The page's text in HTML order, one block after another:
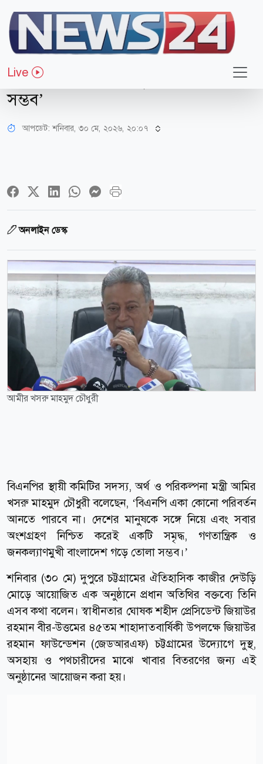
Live
রাজনীতি
‘বিএনপির একার পক্ষে নয়, সবার
অংশগ্রহণে জনকল্যাণমুখী দেশ গড়া
সম্ভব’
আপডেট: শনিবার, ৩০ মে, ২০২৬, ২০:০৭
অনলাইন ডেস্ক
আমীর খসরু মাহমুদ চৌধুরী
বিএনপির স্থায়ী কমিটির সদস্য, অর্থ ও পরিকল্পনা মন্ত্রী আমির
খসরু মাহমুদ চৌধুরী বলেছেন, ‘বিএনপি একা কোনো পরিবর্তন
আনতে পারবে না। দেশের মানুষকে সঙ্গে নিয়ে এবং সবার
অংশগ্রহণ নিশ্চিত করেই একটি সমৃদ্ধ, গণতান্ত্রিক ও
জনকল্যাণমুখী বাংলাদেশ গড়ে তোলা সম্ভব।’
শনিবার (৩০ মে) দুপুরে চট্টগ্রামের ঐতিহাসিক কাজীর দেউড়ি
মোড়ে আয়োজিত এক অনুষ্ঠানে প্রধান অতিথির বক্তব্যে তিনি
এসব কথা বলেন। স্বাধীনতার ঘোষক শহীদ প্রেসিডেন্ট জিয়াউর
রহমান বীর-উত্তমের ৪৫তম শাহাদাতবার্ষিকী উপলক্ষে জিয়াউর
রহমান ফাউন্ডেশন (জেডআরএফ) চট্টগ্রামের উদ্যোগে দুস্থ,
অসহায় ও পথচারীদের মাঝে খাবার বিতরণের জন্য এই
অনুষ্ঠানের আয়োজন করা হয়।